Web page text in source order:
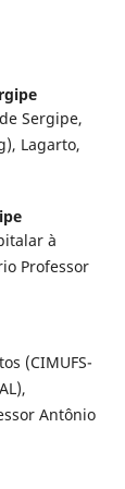
Sergipe,
Lagarto,
à
Professor
(CIMUFS-
Antônio